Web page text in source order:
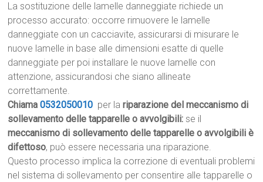
La sostituzione delle lamelle danneggiate richiede un
processo accurato: occorre rimuovere le lamelle
danneggiate con un cacciavite, assicurarsi di misurare le
nuove lamelle in base alle dimensioni esatte di quelle
danneggiate per poi installare le nuove lamelle con
attenzione, assicurandosi che siano allineate
correttamente.
Chiama0532050010 per lariparazione del meccanismo di
sollevamento delle tapparelle o avvolgibili: se il
meccanismo di sollevamento delle tapparelle o avvolgibili è
difettoso, può essere necessaria una riparazione.
Questo processo implica la correzione di eventuali problemi
nel sistema di sollevamento per consentire alle tapparelle o